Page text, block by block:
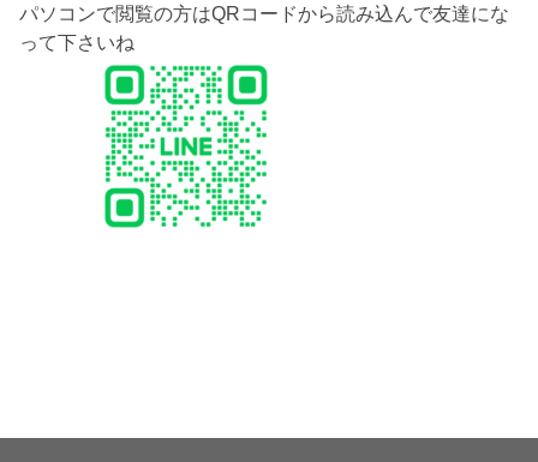
パソコンで閲覧の方はQRコードから読み込んで友達にな
って下さいね